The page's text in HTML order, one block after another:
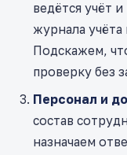
ведётся учёт
журнала
Подскажем,
проверку без
Персонал и
состав
назначаем